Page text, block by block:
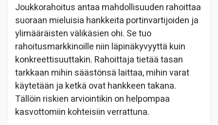
Joukkorahoitus antaa mahdollisuuden rahoittaa
suoraan mieluisia hankkeita portinvartijoiden ja
ylimääräisten välikäsien ohi. Se tuo
rahoitusmarkkinoille niin läpinäkyvyyttä kuin
konkreettisuuttakin. Rahoittaja tietää tasan
tarkkaan mihin säästönsä laittaa, mihin varat
käytetään ja ketkä ovat hankkeen takana.
Tällöin riskien arviointikin on helpompaa
kasvottomiin kohteisiin verrattuna.